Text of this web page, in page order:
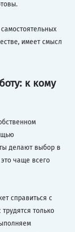
имеет смысл
к кому
делают выбор в
чаще всего
справиться с
только